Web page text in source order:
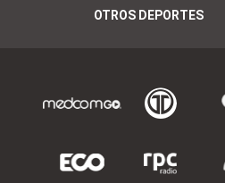
OTROS DEPORTES